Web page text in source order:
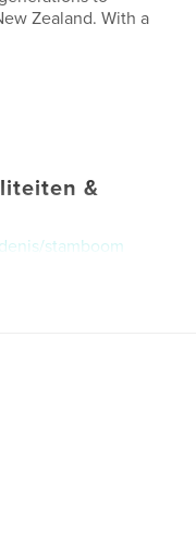
Zealand. With a
&
stamboom